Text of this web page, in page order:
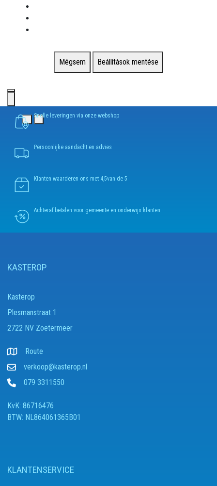
Mégsem Beállítások mentése
Snelle leveringen via onze webshop
Persoonlijke aandacht en advies
Klanten waarderen ons met 4,5van de 5
Achteraf betalen voor gemeente en onderwijs klanten
KASTEROP
Kasterop
Plesmanstraat 1
2722 NV Zoetermeer
Route
verkoop@kasterop.nl
079 3311550
KvK: 86716476
BTW: NL864061365B01
KLANTENSERVICE